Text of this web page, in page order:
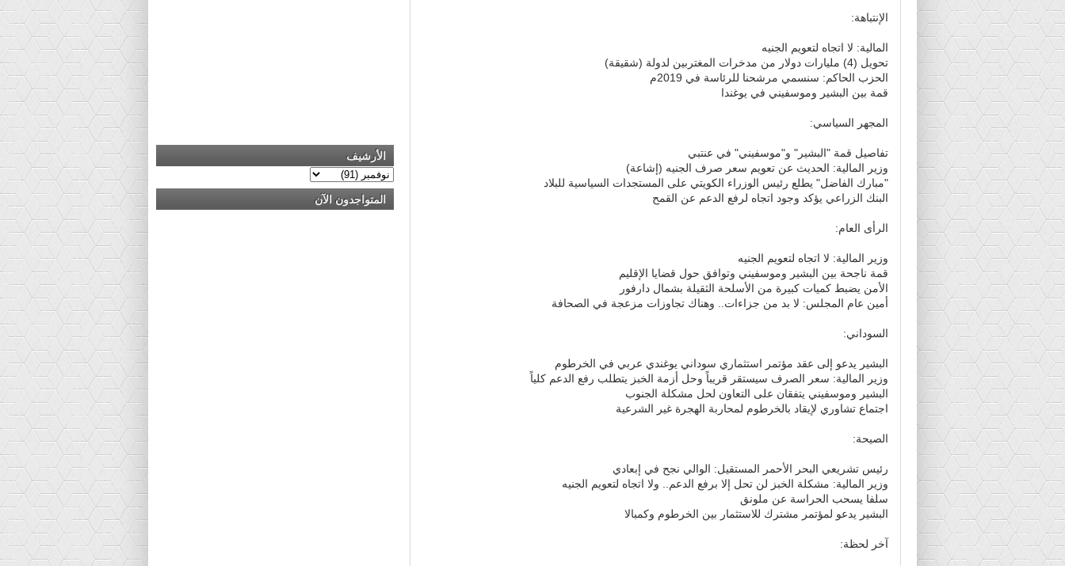
الإنتباهة:
المالية: لا اتجاه لتعويم الجنيه
تحويل (4) مليارات دولار من مدخرات المغتربين لدولة (شقيقة)
الحزب الحاكم: سنسمي مرشحنا للرئاسة في 2019م
قمة بين البشير وموسفيني في يوغندا
المجهر السياسي:
تفاصيل قمة "البشير" و"موسفيني" في عنتبي
وزير المالية: الحديث عن تعويم سعر صرف الجنيه (إشاعة)
"مبارك الفاضل" يطلع رئيس الوزراء الكويتي على المستجدات السياسية للبلاد
البنك الزراعي يؤكد وجود اتجاه لرفع الدعم عن القمح
الرأى العام:
وزير المالية: لا اتجاه لتعويم الجنيه
قمة ناجحة بين البشير وموسفيني وتوافق حول قضايا الإقليم
الأمن يضبط كميات كبيرة من الأسلحة الثقيلة بشمال دارفور
أمين عام المجلس: لا بد من جزاءات.. وهناك تجاوزات مزعجة في الصحافة
السوداني:
البشير يدعو إلى عقد مؤتمر استثماري سوداني يوغندي عربي في الخرطوم
وزير المالية: سعر الصرف سيستقر قريباً وحل أزمة الخبز يتطلب رفع الدعم كلياً
البشير وموسفيني يتفقان على التعاون لحل مشكلة الجنوب
اجتماع تشاوري لإيقاد بالخرطوم لمحاربة الهجرة غير الشرعية
الصيحة:
رئيس تشريعي البحر الأحمر المستقيل: الوالي نجح في إبعادي
وزير المالية: مشكلة الخبز لن تحل إلا برفع الدعم.. ولا اتجاه لتعويم الجنيه
سلفا يسحب الحراسة عن ملونق
البشير يدعو لمؤتمر مشترك للاستثمار بين الخرطوم وكمبالا
آخر لحظة:
الأرشيف
المتواجدون الآن